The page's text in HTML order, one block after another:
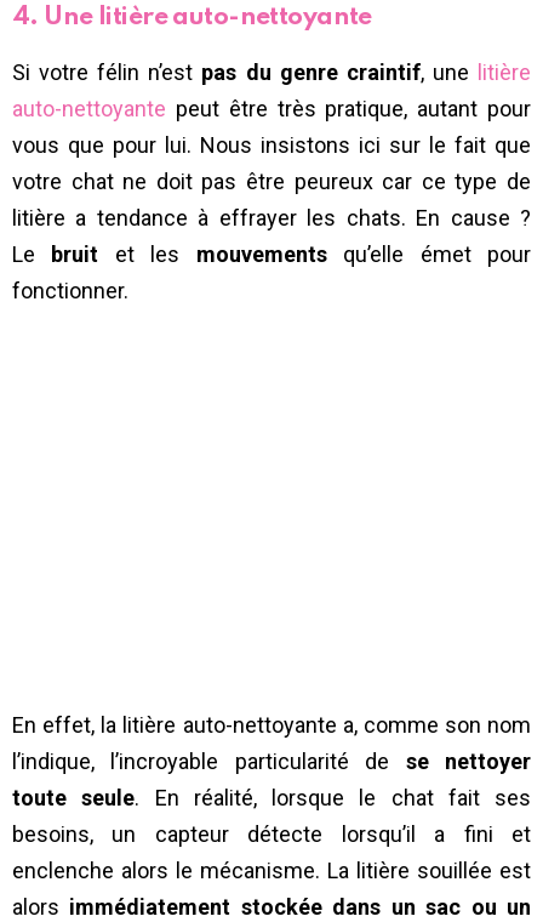
4. Une litière auto-nettoyante
Si votre félin n’est pas du genre craintif, une
litière
auto-nettoyante peut être très pratique, autant pour
vous que pour lui. Nous insistons ici sur le fait que
votre chat ne doit pas être peureux car ce type de
litière a tendance à effrayer les chats. En cause ?
Le bruit et les mouvementsqu’elle émet pour
fonctionner.
En effet, la litière auto-nettoyante a, comme son nom
l’indique, l’incroyable particularité de se nettoyer
toute seule. En réalité, lorsque le chat fait ses
besoins, un capteur détecte lorsqu’il a fini et
enclenche alors le mécanisme. La litière souillée est
alors immédiatement stockée dans un sac ou un